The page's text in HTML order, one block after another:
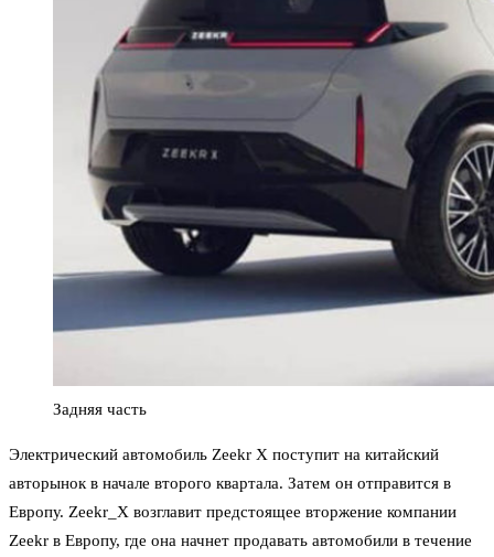
Задняя часть
Электрический автомобиль Zeekr X поступит на китайский
авторынок в начале второго квартала. Затем он отправится в
Европу. Zeekr_X возглавит предстоящее вторжение компании
Zeekr в Европу, где она начнет продавать автомобили в течение